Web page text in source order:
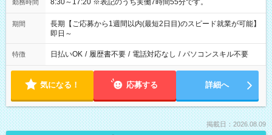
勤務時間 8:30～17:20 ※表記のうち実働7時間55分です。
期間
長期【ご応募から1週間以内(最短2日目)のスピード就業が可能】
即日～
特徴 日払いOK / 履歴書不要 / 電話対応なし / パソコンスキル不要
気になる！ 応募する 詳細へ
掲載日：2026.08.09